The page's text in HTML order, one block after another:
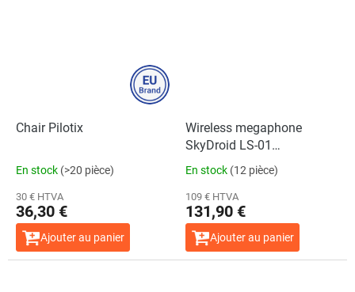
Chair Pilotix
En stock (>20 pièce)
30 € HTVA
36,30 €
Ajouter au panier
Wireless megaphone
SkyDroid LS-01
Laudspeakers Universal for
En stock (12 pièce)
109 € HTVA
131,90 €
Ajouter au panier